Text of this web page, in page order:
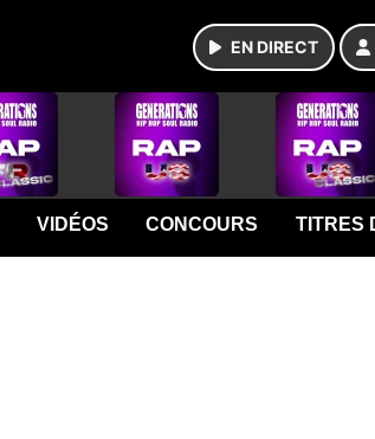
EN DIRECT
VIDÉOS CONCOURS TITRES